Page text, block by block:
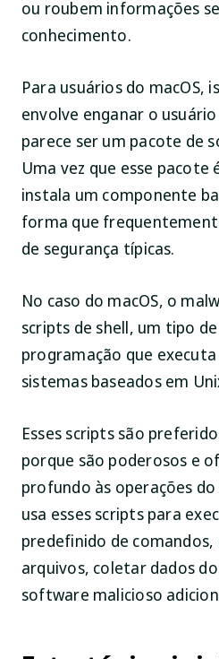
ou roubem informações
conhecimento.
Para usuários do macOS,
envolve enganar o
parece ser um pacote de
Uma vez que esse pacote
instala um componente
forma que
de segurança típicas.
No caso do macOS, o
scripts de shell, um tipo
programação que
sistemas baseados em
Esses scripts são
porque são poderosos e
profundo às operações do
usa esses scripts para
predefinido de
arquivos, coletar dados
software malicioso